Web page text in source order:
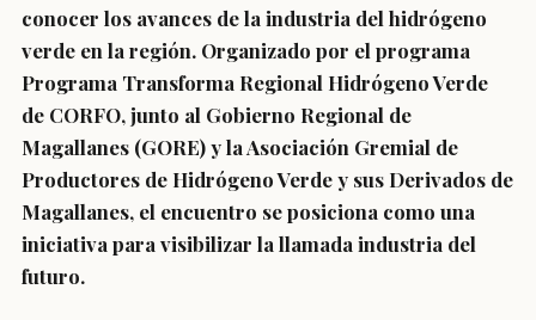
conocer los avances de la industria del hidrógeno
verde en la región. Organizado por el programa
Programa Transforma Regional Hidrógeno Verde
de CORFO, junto al Gobierno Regional de
Magallanes (GORE) y la Asociación Gremial de
Productores de Hidrógeno Verde y sus Derivados de
Magallanes, el encuentro se posiciona como una
iniciativa para visibilizar la llamada industria del
futuro.